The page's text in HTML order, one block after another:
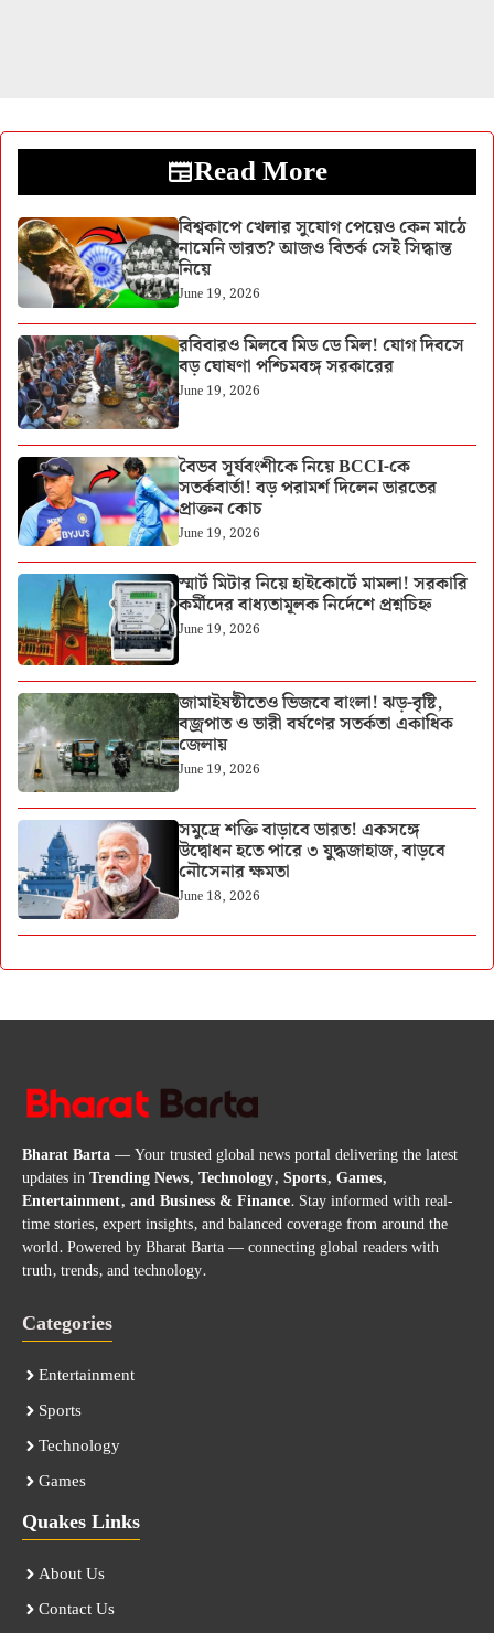
Read More
বিশ্বকাপে খেলার সুযোগ পেয়েও কেন মাঠে
নামেনি ভারত? আজও বিতর্ক সেই সিদ্ধান্ত
নিয়ে
June 19, 2026
রবিবারও মিলবে মিড ডে মিল! যোগ দিবসে
বড় ঘোষণা পশ্চিমবঙ্গ সরকারের
June 19, 2026
বৈভব সূর্যবংশীকে নিয়ে BCCI-কে
সতর্কবার্তা! বড় পরামর্শ দিলেন ভারতের
প্রাক্তন কোচ
June 19, 2026
স্মার্ট মিটার নিয়ে হাইকোর্টে মামলা! সরকারি
কর্মীদের বাধ্যতামূলক নির্দেশে প্রশ্নচিহ্ন
June 19, 2026
জামাইষষ্ঠীতেও ভিজবে বাংলা! ঝড়-বৃষ্টি,
বজ্রপাত ও ভারী বর্ষণের সতর্কতা একাধিক
জেলায়
June 19, 2026
সমুদ্রে শক্তি বাড়াবে ভারত! একসঙ্গে
উদ্বোধন হতে পারে ৩ যুদ্ধজাহাজ, বাড়বে
নৌসেনার ক্ষমতা
June 18, 2026
Bharat Barta— Your trusted global news portal delivering the latest
updates inTrending News, Technology, Sports, Games,
Entertainment, and Business & Finance. Stay informed with real-
time stories, expert insights, and balanced coverage from around the
world. Powered by Bharat Barta — connecting global readers with
truth, trends, and technology.
Categories
Entertainment
Sports
Technology
Games
Quakes Links
About Us
Contact Us